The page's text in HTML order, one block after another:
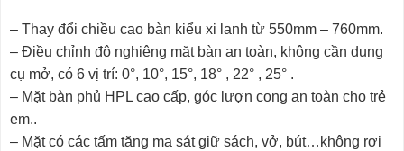
– Thay đổi chiều cao bàn kiểu xi lanh từ 550mm – 760mm.
– Điều chỉnh độ nghiêng mặt bàn an toàn, không cần dụng
cụ mở, có 6 vị trí: 0°, 10°, 15°, 18° , 22° , 25° .
– Mặt bàn phủ HPL cao cấp, góc lượn cong an toàn cho trẻ
em..
– Mặt có các tấm tăng ma sát giữ sách, vở, bút…không rơi